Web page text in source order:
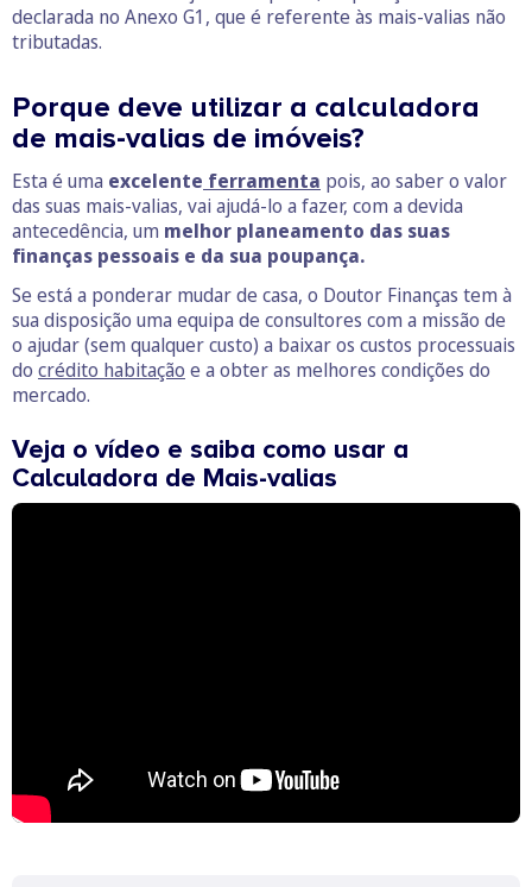
declarada no Anexo G1, que é referente às mais-valias não
tributadas.
Porque deve utilizar a calculadora
de mais-valias de imóveis?
Esta é uma excelente ferramenta pois, ao saber o valor
das suas mais-valias, vai ajudá-lo a fazer, com a devida
antecedência, um melhor planeamento das suas
finanças pessoais e da sua poupança.
Se está a ponderar mudar de casa, o Doutor Finanças tem à
sua disposição uma equipa de consultores com a missão de
o ajudar (sem qualquer custo) a baixar os custos processuais
do crédito habitação e a obter as melhores condições do
mercado.
Veja o vídeo e saiba como usar a
Calculadora de Mais-valias